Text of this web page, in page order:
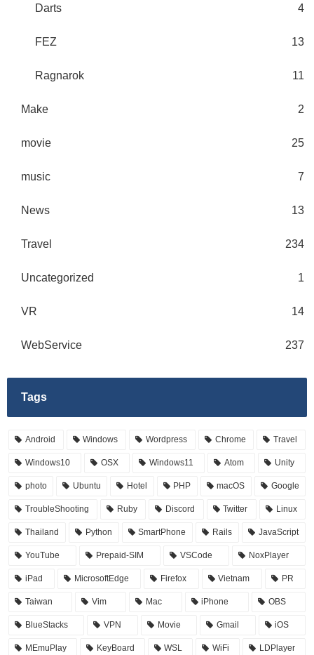
Darts 4
FEZ 13
Ragnarok 11
Make 2
movie 25
music 7
News 13
Travel 234
Uncategorized 1
VR 14
WebService 237
Tags
Android Windows Wordpress Chrome Travel
Windows10 OSX Windows11 Atom Unity
photo Ubuntu Hotel PHP macOS Google
TroubleShooting Ruby Discord Twitter Linux
Thailand Python SmartPhone Rails JavaScript
YouTube Prepaid-SIM VSCode NoxPlayer
iPad MicrosoftEdge Firefox Vietnam PR
Taiwan Vim Mac iPhone OBS
BlueStacks VPN Movie Gmail iOS
MEmuPlay KeyBoard WSL WiFi LDPlayer